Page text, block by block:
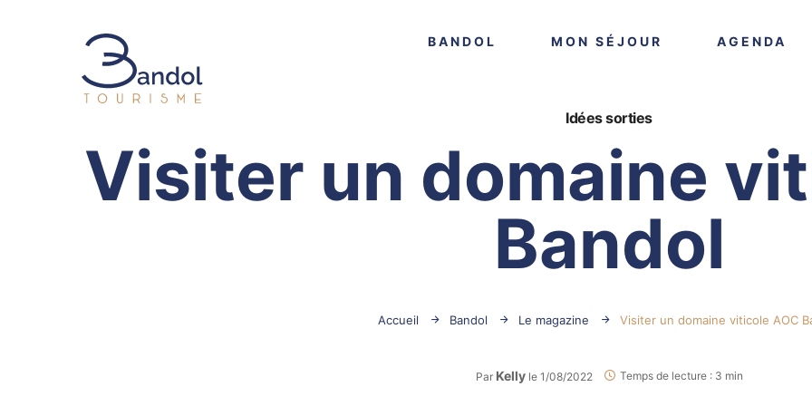
BANDOL VOIR PLUSMON SÉJOUR VOIR PLUSAGENDA
Idées sorties
Visiter un domaine
Bandol
Accueil Bandol Le magazine Visiter un domaine viticole AOC
Par Kellyle 1/08/2022 Temps de lecture : 3 min